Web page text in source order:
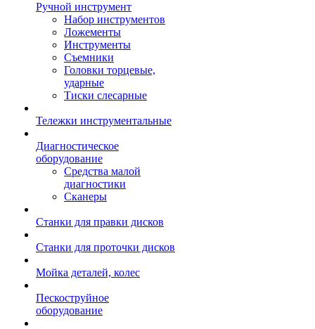
Ручной инструмент
Набор инструментов
Ложементы
Инструменты
Съемники
Головки торцевые,
ударные
Тиски слесарные
Тележки инструментальные
Диагностическое
оборудование
Средства малой
диагностики
Сканеры
Станки для правки дисков
Станки для проточки дисков
Мойка деталей, колес
Пескоструйное
оборудование